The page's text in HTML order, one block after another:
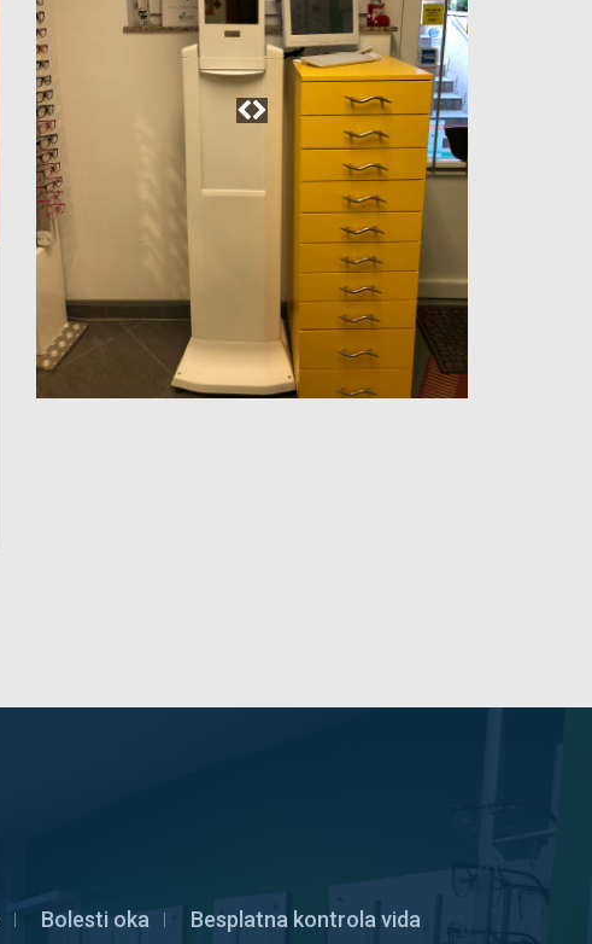
Bolesti oka Besplatna kontrola vida